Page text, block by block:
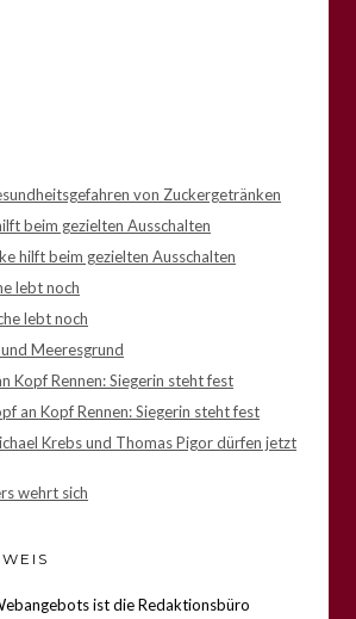
von Zuckergetränken
beim gezielten Ausschalten
hilft beim gezielten Ausschalten
lebt noch
lebt noch
Meeresgrund
Kopf Rennen: Siegerin steht fest
an Kopf Rennen: Siegerin steht fest
Krebs und Thomas Pigor dürfen jetzt
wehrt sich
ist die Redaktionsbüro